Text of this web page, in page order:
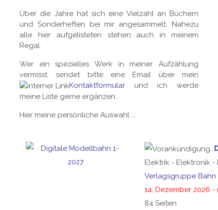
Über die Jahre hat sich eine Vielzahl an Büchern
und Sonderheften bei mir angesammelt. Nahezu
alle hier aufgelisteten stehen auch in meinem
Regal.
Wer ein spezielles Werk in meiner Aufzählung
vermisst, sendet bitte eine Email über mein
Kontaktformular und ich werde
meine Liste gerne ergänzen.
Hier meine persönliche Auswahl ...
Elektrik - Elektronik
Verlagsgruppe Bahn
14. Dezember 2026
84 Seiten